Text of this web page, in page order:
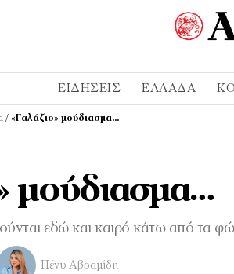
ΕΙΔΉΣΕΙΣ ΕΛΛΆΔΑ
/ «Γαλάζιο» μούδιασμα…
μούδιασμα…
εδώ και καιρό κάτω από τα
Πένυ Αβραμίδη